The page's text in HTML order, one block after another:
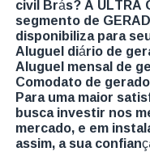
segmento de
disponibiliza para
Aluguel diário de
Aluguel mensal de
Comodato de
Para uma maior
busca investir nos
mercado, e em
assim, a sua